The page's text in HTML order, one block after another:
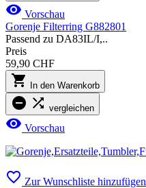
 Vorschau
Gorenje Filterring G882801
Passend zu DA83IL/I,..
Preis
59,90 CHF
 In den Warenkorb
  vergleichen
 Vorschau
 Zur Wunschliste hinzufügen